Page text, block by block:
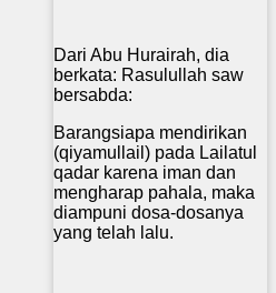
Dari Abu Hurairah, dia
berkata: Rasulullah saw
bersabda:
Barangsiapa mendirikan
(qiyamullail) pada Lailatul
qadar karena iman dan
mengharap pahala, maka
diampuni dosa-dosanya
yang telah lalu.